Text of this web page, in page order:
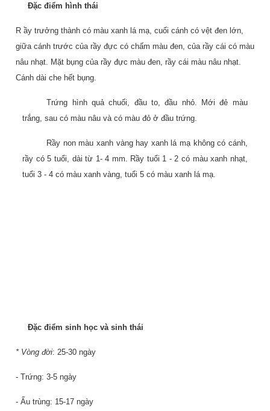
Đặc điểm hình thái
R ầy trưởng thành có màu xanh lá mạ, cuối cánh có vệt đen lớn,
giữa cánh trước của rầy đực có chấm màu đen, của rầy cái có màu
nâu nhạt. Mặt bụng của rầy đực màu đen, rầy cái màu nâu nhạt.
Cánh dài che hết bụng.
Trứng hình quả chuối, đầu to, đầu nhỏ. Mới đẻ màu
trắng, sau có màu nâu và có màu đỏ ở đầu trứng.
Rầy non màu xanh vàng hay xanh lá mạ không có cánh,
rầy có 5 tuổi, dài từ 1- 4 mm. Rầy tuổi 1 - 2 có màu xanh nhạt,
tuổi 3 - 4 có màu xanh vàng, tuổi 5 có màu xanh lá mạ.
Đặc điểm sinh học và sinh thái
* Vòng đời: 25-30 ngày
- Trứng: 3-5 ngày
- Ấu trùng: 15-17 ngày